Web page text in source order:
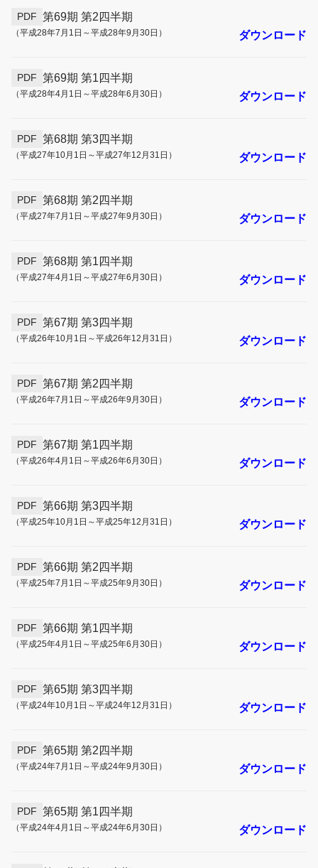
PDF 第69期 第2四半期
（平成28年7月1日～平成28年9月30日） ダウンロード
PDF 第69期 第1四半期
（平成28年4月1日～平成28年6月30日） ダウンロード
PDF 第68期 第3四半期
（平成27年10月1日～平成27年12月31日） ダウンロード
PDF 第68期 第2四半期
（平成27年7月1日～平成27年9月30日） ダウンロード
PDF 第68期 第1四半期
（平成27年4月1日～平成27年6月30日） ダウンロード
PDF 第67期 第3四半期
（平成26年10月1日～平成26年12月31日） ダウンロード
PDF 第67期 第2四半期
（平成26年7月1日～平成26年9月30日） ダウンロード
PDF 第67期 第1四半期
（平成26年4月1日～平成26年6月30日） ダウンロード
PDF 第66期 第3四半期
（平成25年10月1日～平成25年12月31日） ダウンロード
PDF 第66期 第2四半期
（平成25年7月1日～平成25年9月30日） ダウンロード
PDF 第66期 第1四半期
（平成25年4月1日～平成25年6月30日） ダウンロード
PDF 第65期 第3四半期
（平成24年10月1日～平成24年12月31日） ダウンロード
PDF 第65期 第2四半期
（平成24年7月1日～平成24年9月30日） ダウンロード
PDF 第65期 第1四半期
（平成24年4月1日～平成24年6月30日） ダウンロード